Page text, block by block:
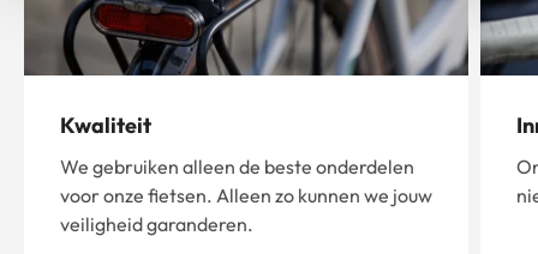
Kwaliteit
We gebruiken alleen de beste onderdelen
voor onze fietsen. Alleen zo kunnen we jouw
veiligheid garanderen.